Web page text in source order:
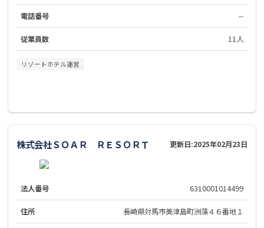
電話番号 --
従業員数 11人
リゾートホテル運営
株式会社ＳＯＡＲ ＲＥＳＯＲＴ 更新日:2025年02月23日
法人番号 6310001014499
住所 長崎県対馬市美津島町洲藻４６番地１